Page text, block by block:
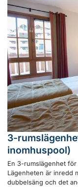
3-
inomhuspool)
En 3-rumslägenhet för
Lägenheten är inredd
dubbelsäng och det